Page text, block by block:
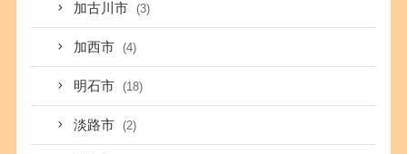
加古川市 (3)
加西市 (4)
明石市 (18)
淡路市 (2)